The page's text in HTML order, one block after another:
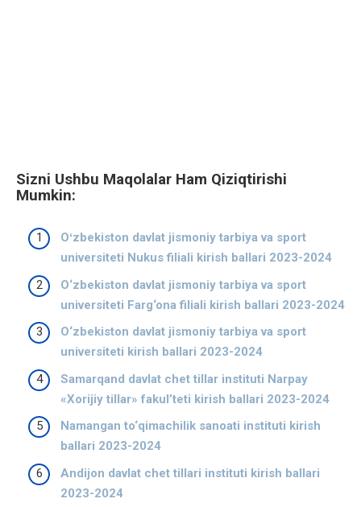
Sizni Ushbu Maqolalar Ham Qiziqtirishi
Mumkin:
Oʻzbekiston davlat jismoniy tarbiya va sport
universiteti Nukus filiali kirish ballari 2023-2024
O‘zbekiston davlat jismoniy tarbiya va sport
universiteti Farg‘ona filiali kirish ballari 2023-2024
O‘zbekiston davlat jismoniy tarbiya va sport
universiteti kirish ballari 2023-2024
Samarqand davlat chet tillar instituti Narpay
«Xorijiy tillar» fakulʼteti kirish ballari 2023-2024
Namangan to‘qimachilik sanoati instituti kirish
ballari 2023-2024
Andijon davlat chet tillari instituti kirish ballari
2023-2024